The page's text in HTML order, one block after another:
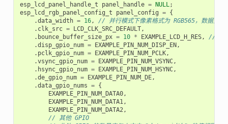
esp_lcd_panel_handle_t panel_handle = NULL;
esp_lcd_rgb_panel_config_t
panel_config = {
.data_width = 16,
// 并行模式下像素格式为 RGB565，数据宽
. clk_src = LCD_CLK_SRC_DEFAULT,
. bounce_buffer_size_px = 10 * EXAMPLE_LCD_H_RES,
// 从
.disp_gpio_num = EXAMPLE_PIN_NUM_DISP_EN,
. pclk_gpio_num = EXAMPLE_PIN_NUM_PCLK,
.vsync_gpio_num = EXAMPLE_PIN_NUM_VSYNC,
. hsync_gpio_num = EXAMPLE_PIN_NUM_HSYNC,
.de_gpio_num = EXAMPLE_PIN_NUM_DE,
.data_gpio_nums = {
EXAMPLE_PIN_NUM_DATA0,
EXAMPLE_PIN_NUM_DATA1,
EXAMPLE_PIN_NUM_DATA2,
// 其他 GPIO